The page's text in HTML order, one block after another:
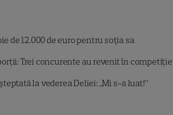
de 12.000 de euro pentru soția sa
Trei concurente au revenit în competiție
la vederea Deliei: „Mi s-a luat!”